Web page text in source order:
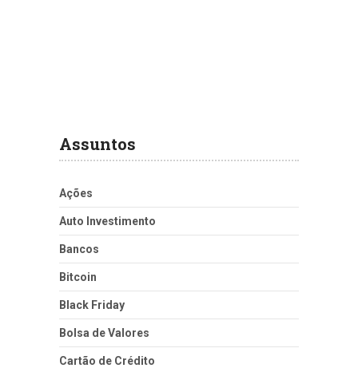
Assuntos
Ações
Auto Investimento
Bancos
Bitcoin
Black Friday
Bolsa de Valores
Cartão de Crédito